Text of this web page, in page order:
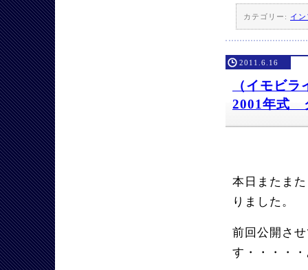
カテゴリー: イ
2011.6.16
（イモビ
2001年式
本日またま
りました。
前回公開さ
す・・・・